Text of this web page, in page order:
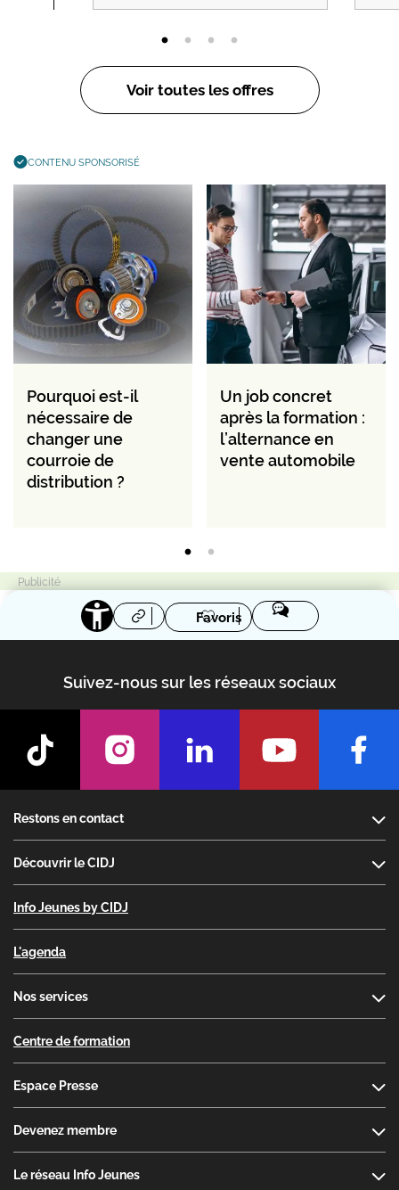
Voir toutes les offres
CONTENU SPONSORISÉ
Pourquoi est-il
nécessaire de
changer une
courroie de
distribution ?
Un job concret
après la formation :
l’alternance en
vente automobile
Favoris
Suivez-nous sur les réseaux sociaux
Restons en contact
Découvrir le CIDJ
Info Jeunes by CIDJ
L'agenda
Nos services
Centre de formation
Espace Presse
Devenez membre
Le réseau Info Jeunes